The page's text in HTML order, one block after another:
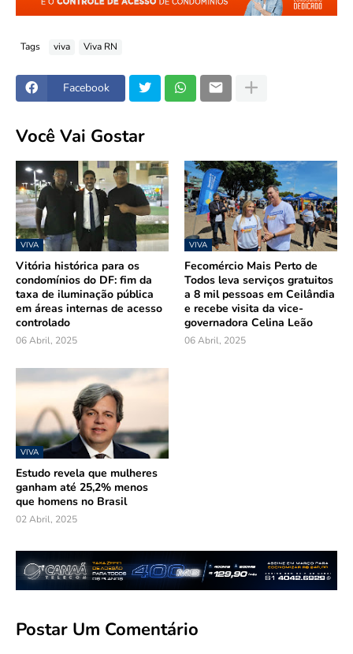
Tags viva Viva RN
Facebook
Você Vai Gostar
VIVA
Vitória histórica para os
condomínios do DF: fim da
taxa de iluminação pública
em áreas internas de acesso
controlado
06 Abril, 2025
VIVA
Fecomércio Mais Perto de
Todos leva serviços gratuitos
a 8 mil pessoas em Ceilândia
e recebe visita da vice-
governadora Celina Leão
06 Abril, 2025
VIVA
Estudo revela que mulheres
ganham até 25,2% menos
que homens no Brasil
02 Abril, 2025
Postar Um Comentário